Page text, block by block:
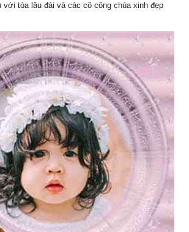
với tòa lâu đài và các cô công chúa xinh đẹp